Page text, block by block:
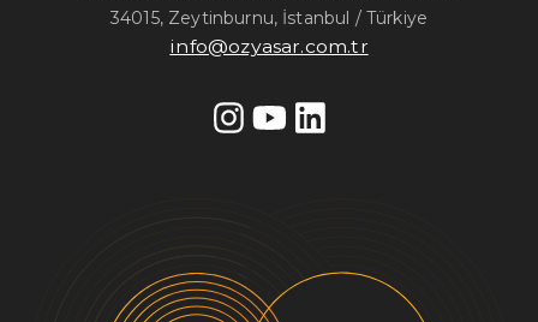
34015, Zeytinburnu, İstanbul / Türkiye
info@ozyasar.com.tr